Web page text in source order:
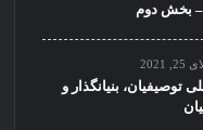
– بخش دوم
2021
توصیفیان، بنیانگذار و